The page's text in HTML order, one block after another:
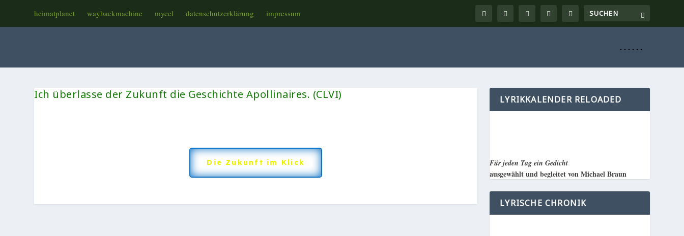
heimatplanet waybackmachine mycel datenschutzerklärung impressum
. . . . . .
Ich überlasse der Zukunft die Geschichte Apollinaires. (CLVI)
Die Zukunft im Klick
LYRIKKALENDER RELOADED
Für jeden Tag ein Gedicht
ausgewählt und begleitet von Michael Braun
LYRISCHE CHRONIK